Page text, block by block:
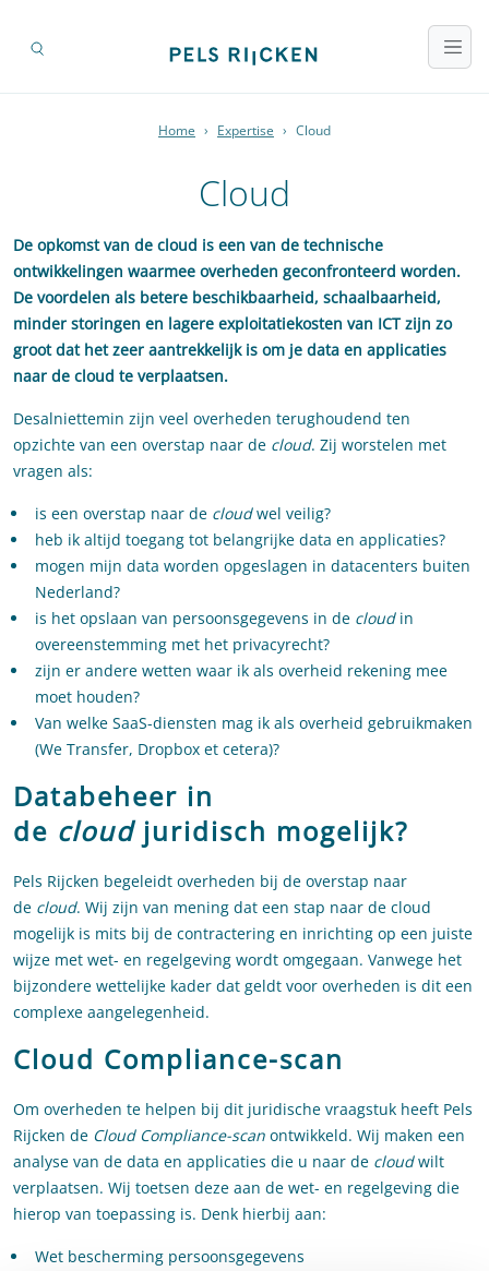
Home › Expertise › Cloud
Cloud
De opkomst van de cloud is een van de technische
ontwikkelingen waarmee overheden geconfronteerd worden.
De voordelen als betere beschikbaarheid, schaalbaarheid,
minder storingen en lagere exploitatiekosten van ICT zijn zo
groot dat het zeer aantrekkelijk is om je data en applicaties
naar de cloud te verplaatsen.
Desalniettemin zijn veel overheden terughoudend ten
opzichte van een overstap naar de cloud. Zij worstelen met
vragen als:
is een overstap naar de cloudwel veilig?
heb ik altijd toegang tot belangrijke data en applicaties?
mogen mijn data worden opgeslagen in datacenters buiten
Nederland?
is het opslaan van persoonsgegevens in de cloud in
overeenstemming met het privacyrecht?
zijn er andere wetten waar ik als overheid rekening mee
moet houden?
Van welke SaaS-diensten mag ik als overheid gebruikmaken
(We Transfer, Dropbox et cetera)?
Databeheer in
de cloudjuridisch mogelijk?
Pels Rijcken begeleidt overheden bij de overstap naar
de cloud. Wij zijn van mening dat een stap naar de cloud
mogelijk is mits bij de contractering en inrichting op een juiste
wijze met wet- en regelgeving wordt omgegaan. Vanwege het
bijzondere wettelijke kader dat geldt voor overheden is dit een
complexe aangelegenheid.
Cloud Compliance-scan
Om overheden te helpen bij dit juridische vraagstuk heeft Pels
Rijcken de Cloud Compliance-scan ontwikkeld. Wij maken een
analyse van de data en applicaties die u naar de cloudwilt
verplaatsen. Wij toetsen deze aan de wet- en regelgeving die
hierop van toepassing is. Denk hierbij aan:
Wet bescherming persoonsgegevens